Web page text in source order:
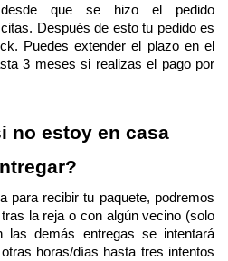
que se hizo el pedido
Después de esto tu pedido es
Puedes extender el plazo en el
3 meses si realizas el pago por
no estoy en casa
para recibir tu paquete, podremos
la reja o con algún vecino (solo
las demás entregas se intentará
horas/días hasta tres intentos